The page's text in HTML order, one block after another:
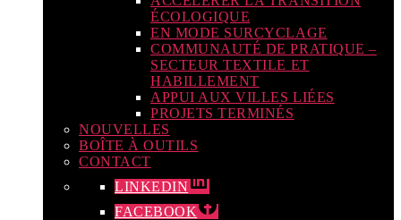
ÉCOLOGIQUE
EN MODE SURCYCLAGE
COMMUNAUTÉ DE PRATIQUE –
SECTEUR TEXTILE ET
HABILLEMENT
APPUI AUX VILLES LIÉES
PROJETS TERMINÉS
NOUVELLES
BOÎTE À OUTILS
CONTACT
LINKEDIN
FACEBOOK